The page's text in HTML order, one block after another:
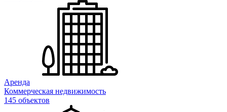
Аренда
Коммерческая недвижимость
145 объектов